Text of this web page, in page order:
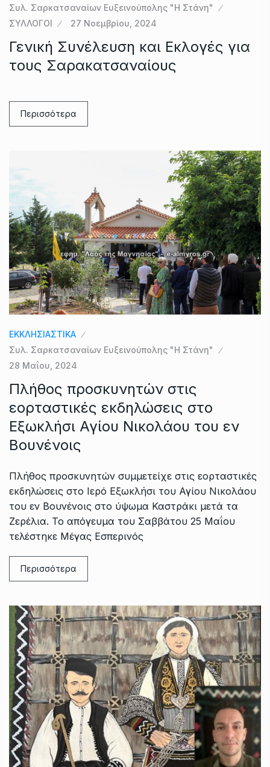
Συλ. Σαρκατσαναίων Ευξεινούπολης "Η Στάνη"
ΣΥΛΛΟΓΟΙ
27 Νοεμβρίου, 2024
Γενική Συνέλευση και Εκλογές για
τους Σαρακατσαναίους
Περισσότερα
ΕΚΚΛΗΣΙΑΣΤΙΚΑ
Συλ. Σαρκατσαναίων Ευξεινούπολης "Η Στάνη"
28 Μαΐου, 2024
Πλήθος προσκυνητών στις
εορταστικές εκδηλώσεις στο
Εξωκλήσι Αγίου Νικολάου του εν
Βουνένοις
Πλήθος προσκυνητών συμμετείχε στις εορταστικές
εκδηλώσεις στο Ιερό Εξωκλήσι του Αγίου Νικολάου
του εν Βουνένοις στο ύψωμα Καστράκι μετά τα
Ζερέλια. Το απόγευμα του Σαββάτου 25 Μαΐου
τελέστηκε Μέγας Εσπερινός
Περισσότερα